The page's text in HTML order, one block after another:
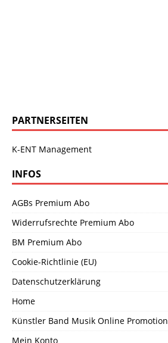
PARTNERSEITEN
K-ENT Management
INFOS
AGBs Premium Abo
Widerrufsrechte Premium Abo
BM Premium Abo
Cookie-Richtlinie (EU)
Datenschutzerklärung
Home
Künstler Band Musik Online Promotion
Mein Konto